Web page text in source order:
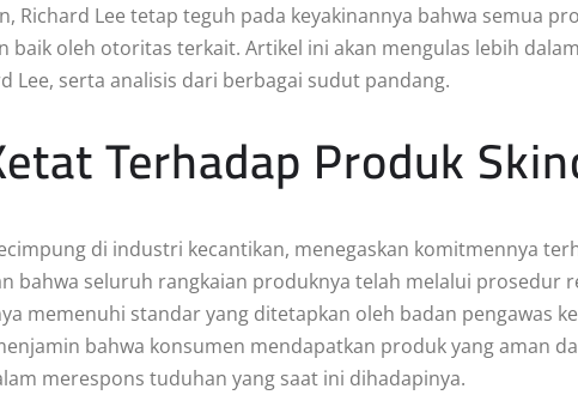
Richard Lee tetap teguh pada keyakinannya bahwa semua
baik oleh otoritas terkait. Artikel ini akan mengulas lebih
Lee, serta analisis dari berbagai sudut pandang.
Terhadap Produk
di industri kecantikan, menegaskan komitmennya
bahwa seluruh rangkaian produknya telah melalui prosedur
memenuhi standar yang ditetapkan oleh badan pengawas
bahwa konsumen mendapatkan produk yang aman
merespons tuduhan yang saat ini dihadapinya.